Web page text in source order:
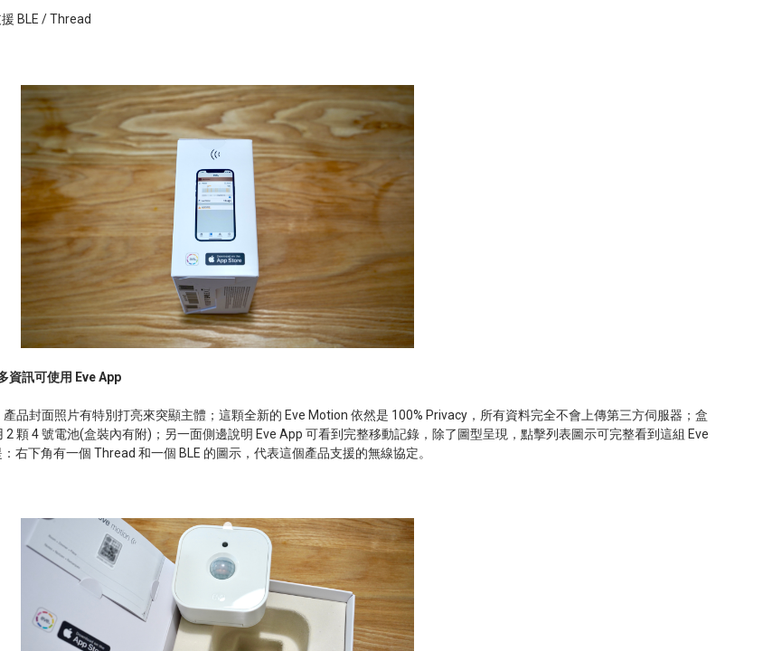
BLE / Thread
資訊可使用 Eve App
品封面照片有特別打亮來突顯主體；這顆全新的 Eve Motion 依然是 100% Privacy ，所有資料完全不會上傳第三方伺服器；盒
2 顆4號電池(盒裝內有附) ；另一面側邊說明 Eve App 可看到完整移動記錄，除了圖型呈現，點擊列表圖示可完整看到這組 Eve
右下角有一個 Thread 和一個 BLE 的圖示，代表這個產品支援的無線協定。